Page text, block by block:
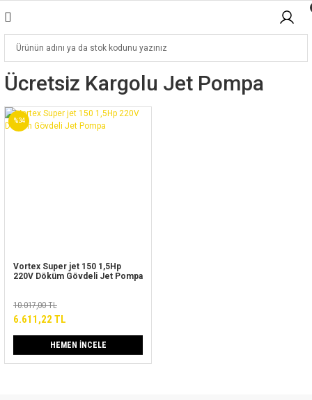
Ücretsiz Kargolu Jet Pompa
%34
Vortex Super jet 150 1,5Hp
220V Döküm Gövdeli Jet Pompa
10.017,00 TL
6.611,22 TL
HEMEN İNCELE